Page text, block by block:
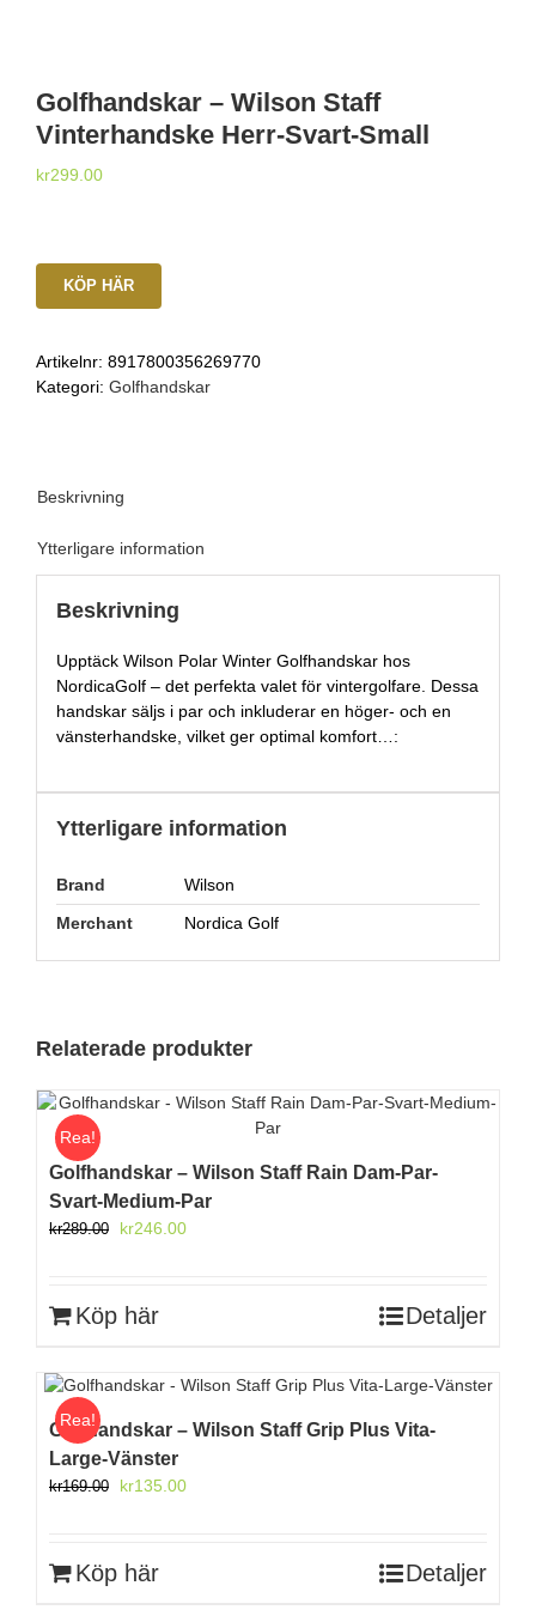
Golfhandskar – Wilson Staff
Vinterhandske Herr-Svart-Small
kr299.00
KÖP HÄR
Artikelnr: 8917800356269770
Kategori: Golfhandskar
Beskrivning
Ytterligare information
Beskrivning
Upptäck Wilson Polar Winter Golfhandskar hos
NordicaGolf – det perfekta valet för vintergolfare. Dessa
handskar säljs i par och inkluderar en höger- och en
vänsterhandske, vilket ger optimal komfort…:
Ytterligare information
Brand
Wilson
Merchant
Nordica Golf
Relaterade produkter
Rea!
Golfhandskar – Wilson Staff Rain Dam-Par-
Svart-Medium-Par
kr289.00
Det
var:
kr289.00.
kr246.00Det
Köp här Detaljer
Rea!
Golfhandskar – Wilson Staff Grip Plus Vita-
Large-Vänster
kr169.00
Det
var:
kr169.00.
kr135.00Det
Köp här Detaljer